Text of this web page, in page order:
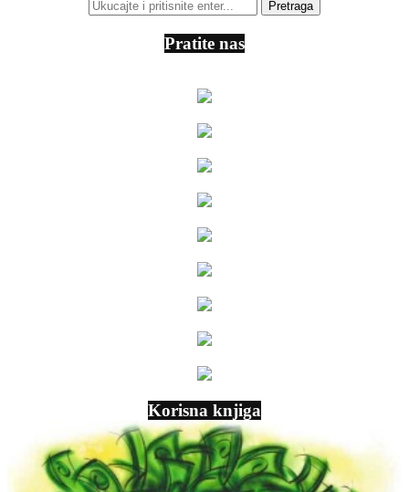
Pratite nas
Korisna knjiga